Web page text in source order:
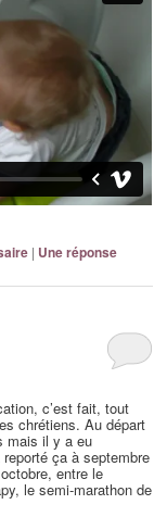
| Uneréponse
c’est fait, tout
chrétiens. Au départ
mais il y a eu
ça à septembre
entre le
le semi-marathon de